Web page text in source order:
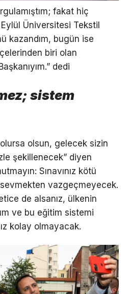
fakat hiç
Üniversitesi Tekstil
kazandım, bugün ise
biri olan
dedi
sistem
olsun, gelecek sizin
şekillenecek” diyen
Sınavınız kötü
vazgeçmeyecek.
de alsanız, ülkenin
ve bu eğitim sistemi
kolay olmayacak.